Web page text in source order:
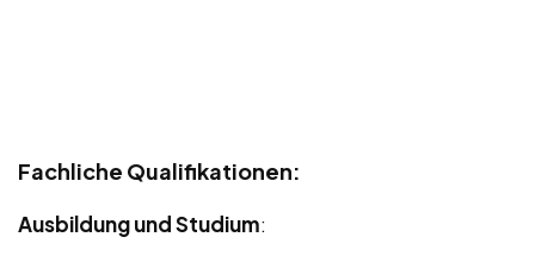
Fachliche Qualifikationen:
Ausbildung und Studium: